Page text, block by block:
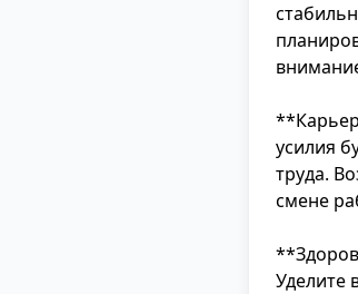
усилия
труда.
смене
Уделите